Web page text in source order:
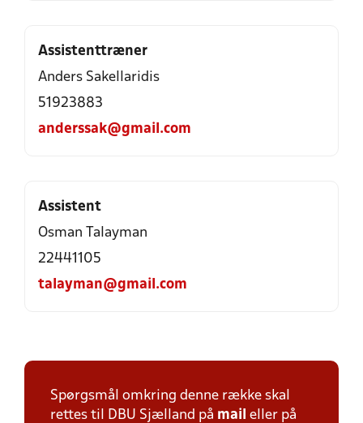
Assistenttræner
Anders Sakellaridis
51923883
anderssak@gmail.com
Assistent
Osman Talayman
22441105
talayman@gmail.com
Spørgsmål omkring denne række skal
rettes til DBU Sjælland på mail eller på